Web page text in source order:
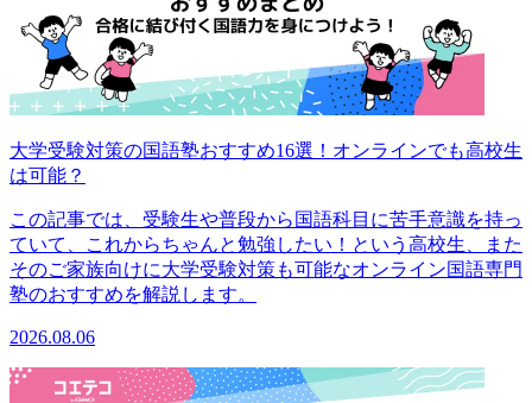
大学受験対策の国語塾おすすめ16選！オンラインでも高校生
は可能？
この記事では、受験生や普段から国語科目に苦手意識を持っ
ていて、これからちゃんと勉強したい！という高校生、また
そのご家族向けに大学受験対策も可能なオンライン国語専門
塾のおすすめを解説します。
2026.08.06